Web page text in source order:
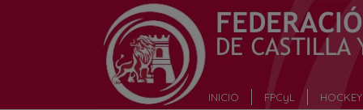
INICIO FPCyL